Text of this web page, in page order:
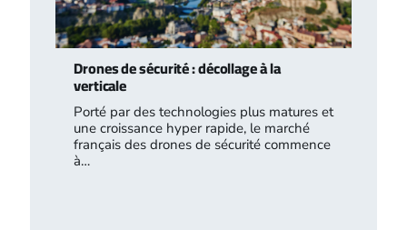
Drones de sécurité : décollage à la
verticale
Porté par des technologies plus matures et
une croissance hyper rapide, le marché
français des drones de sécurité commence
à…